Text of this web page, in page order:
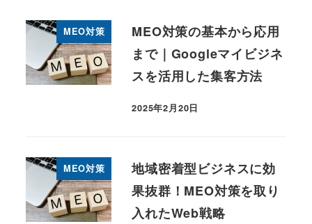
MEO対策
MEO対策の基本から応用
まで｜Googleマイビジネ
スを活用した集客方法
投稿日
2025年2月20日
MEO対策
地域密着型ビジネスに効
果抜群！MEO対策を取り
入れたWeb戦略